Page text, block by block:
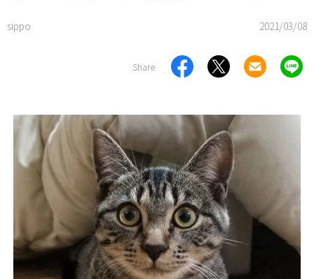
sippo 2021/03/08
Share